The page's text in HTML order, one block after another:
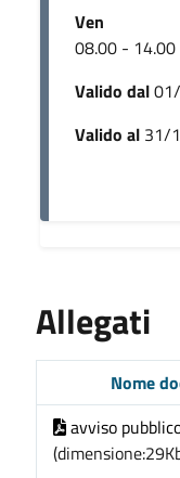
Ven
08.00 - 14.00
Valido dal
Valido al 31/
Allegati
Nome
avviso